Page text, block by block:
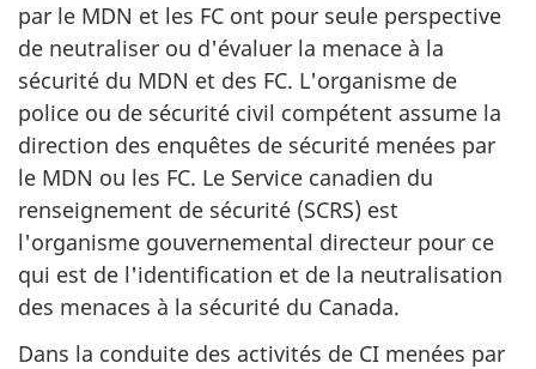
par le MDN et les FC ont pour seule perspective
de neutraliser ou d'évaluer la menace à la
sécurité du MDN et des FC. L'organisme de
police ou de sécurité civil compétent assume la
direction des enquêtes de sécurité menées par
le MDN ou les FC. Le Service canadien du
renseignement de sécurité (SCRS) est
l'organisme gouvernemental directeur pour ce
qui est de l'identification et de la neutralisation
des menaces à la sécurité du Canada.
Dans la conduite des activités de CI menées par